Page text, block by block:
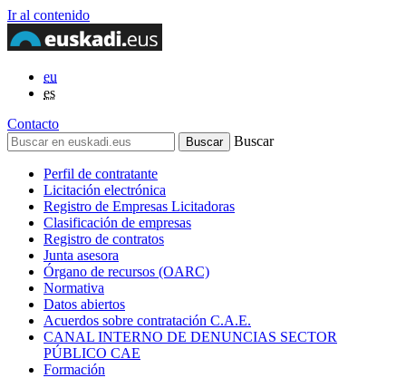
Ir al contenido
eu
es
Contacto
Buscar
Perfil de contratante
Licitación electrónica
Registro de Empresas Licitadoras
Clasificación de empresas
Registro de contratos
Junta asesora
Órgano de recursos (OARC)
Normativa
Datos abiertos
Acuerdos sobre contratación C.A.E.
CANAL INTERNO DE DENUNCIAS SECTOR
PÚBLICO CAE
Formación